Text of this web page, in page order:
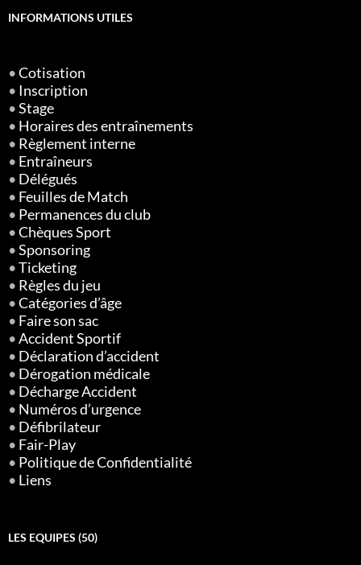
INFORMATIONS UTILES
•Cotisation
• Inscription
•Stage
• Horaires des entraînements
• Règlement interne
• Entraîneurs
• Délégués
• Feuilles de Match
• Permanences du club
•Chèques Sport
•Sponsoring
•Ticketing
• Règles du jeu
•Catégories d’âge
• Faire son sac
•Accident Sportif
• Déclaration d’accident
• Dérogation médicale
• Décharge Accident
• Numéros d’urgence
• Défibrilateur
• Fair-Play
• Politique de Confidentialité
• Liens
LES EQUIPES (50)